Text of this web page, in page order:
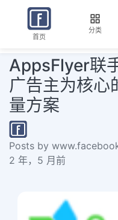
首页
分类
AppsFlyer联
广告主为核
量方案
Posts by
2 年，5 月前